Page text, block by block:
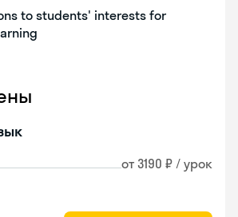
to students' interests for
от 3190 ₽ / урок